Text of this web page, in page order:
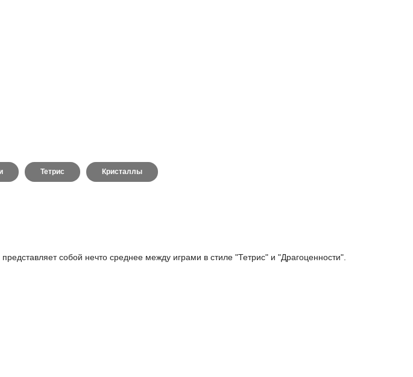
Тетрис Кристаллы
собой нечто среднее между играми в стиле "Тетрис" и "Драгоценности".